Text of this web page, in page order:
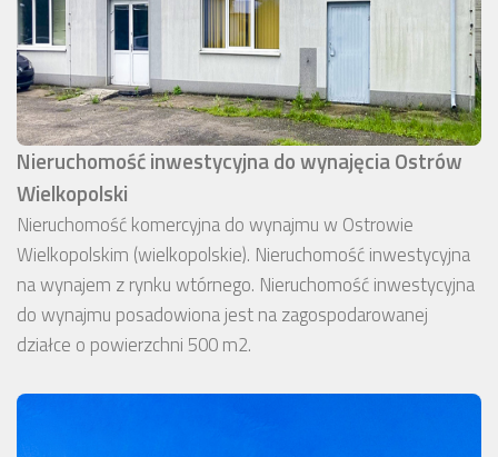
Nieruchomość inwestycyjna do wynajęcia Ostrów
Wielkopolski
Nieruchomość komercyjna do wynajmu w Ostrowie
Wielkopolskim (wielkopolskie). Nieruchomość inwestycyjna
na wynajem z rynku wtórnego. Nieruchomość inwestycyjna
do wynajmu posadowiona jest na zagospodarowanej
działce o powierzchni 500 m2.